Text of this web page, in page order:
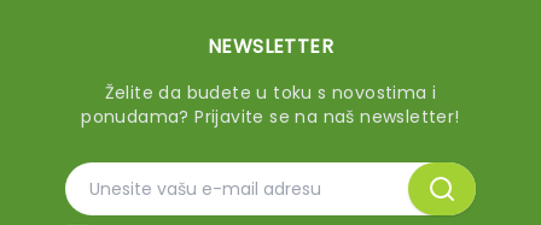
NEWSLETTER
Želite da budete u toku s novostima i
ponudama? Prijavite se na naš newsletter!